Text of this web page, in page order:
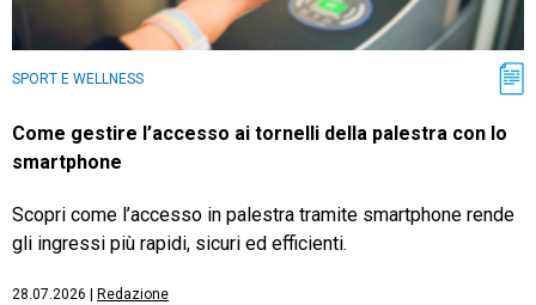
SPORT E WELLNESS
Come gestire l’accesso ai tornelli della palestra con lo
smartphone
Scopri come l’accesso in palestra tramite smartphone rende
gli ingressi più rapidi, sicuri ed efficienti.
28.07.2026 Redazione